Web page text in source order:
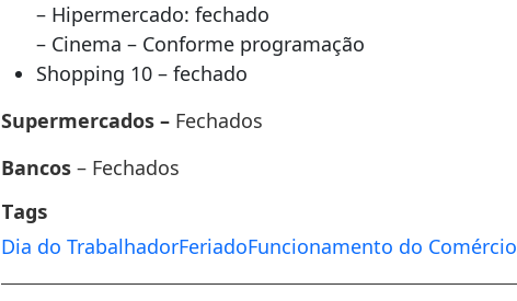
– Hipermercado: fechado
– Cinema – Conforme programação
Shopping 10 – fechado
Supermercados – Fechados
Bancos – Fechados
Tags
Dia do TrabalhadorFeriadoFuncionamento do Comércio